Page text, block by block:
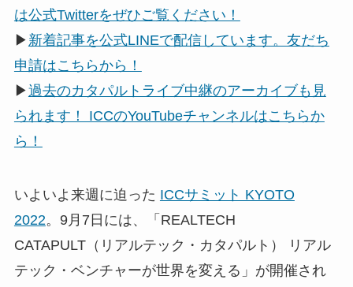
は公式Twitterをぜひご覧ください！
▶ 新着記事を公式LINEで配信しています。友だち
申請はこちらから！
▶過去のカタパルトライブ中継のアーカイブも見
られます！ ICCのYouTubeチャンネルはこちらか
ら！
いよいよ来週に迫った ICCサミット KYOTO
2022。9月7日には、「REALTECH
CATAPULT（リアルテック・カタパルト） リアル
テック・ベンチャーが世界を変える」が開催され